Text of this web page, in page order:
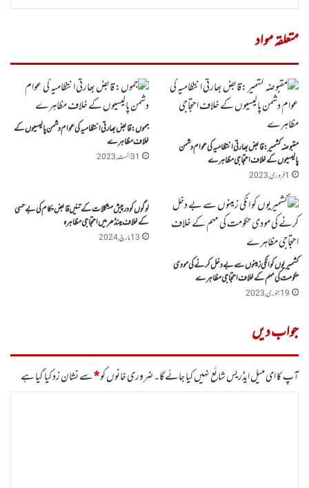
متعلقہ مواد
مقبوضہ کشمیر :قابض بھارتی انتظامیہ کی عوام دشمن
پالیسیوں کے خلاف احتجاجی مظاہرے
1 فروری, 2023
جموں: قابض بھارتی انتظامیہ کی عوام دشمن پالیسیوں کے
خلاف مظاہرے
31 اگست, 2023
کشمیریوں کو انکی زمینوں سے بے دخل کرنے کی مودی
حکومت کی مہم کے خلاف احتجاجی مظاہرے
19 جنوری, 2023
لوگوں کودرپیش مشکلات کے تئیں قابض حکام کی بے حسی
کے خلاف مینڈھر میں احتجاجی مظاہرہ
13 مارچ, 2024
جواب دیں
آپ کا ای میل ایڈریس شائع نہیں کیا جائے گا۔ضروری خانوں کو*سے نشان زد کیا گیا ہے